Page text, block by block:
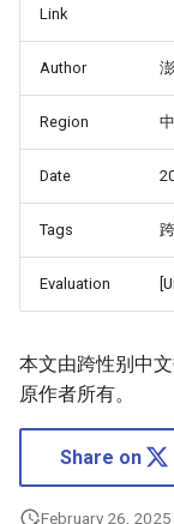
Link
Author
Region
Date
Tags
Evaluation
本文由跨性别中
原作者所有。
Share on
February 26, 2025